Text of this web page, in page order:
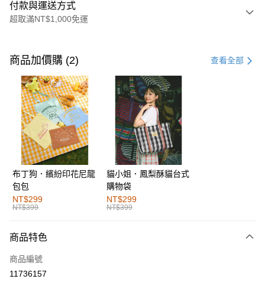
付款與運送方式
超取滿NT$1,000免運
信用卡一次付款
購物金
超商取貨付款
LINE Pay
街口支付
運送方式
全家取貨付款
每筆NT$60，滿NT$1,000(含以上)免運費
付款後全家取貨
萊爾富取貨付款
商品加價購 (2) 查看全部
布丁狗．繽紛印花尼龍
包包
NT$299
NT$399
貓小姐．鳳梨酥貓台式
購物袋
NT$299
NT$399
商品特色
商品編號
11736157